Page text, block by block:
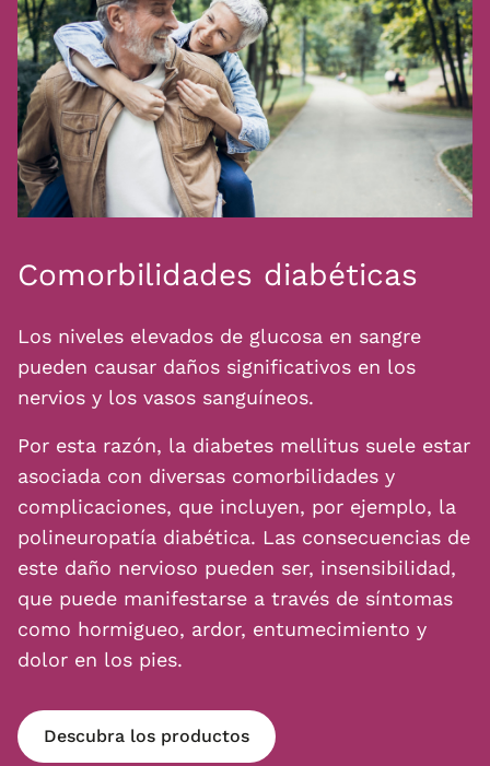
Comorbilidades diabéticas
Los niveles elevados de glucosa en sangre
pueden causar daños significativos en los
nervios y los vasos sanguíneos.
Por esta razón, la diabetes mellitus suele estar
asociada con diversas comorbilidades y
complicaciones, que incluyen, por ejemplo, la
polineuropatía diabética. Las consecuencias de
este daño nervioso pueden ser, insensibilidad,
que puede manifestarse a través de síntomas
como hormigueo, ardor, entumecimiento y
dolor en los pies.
Descubra los productos